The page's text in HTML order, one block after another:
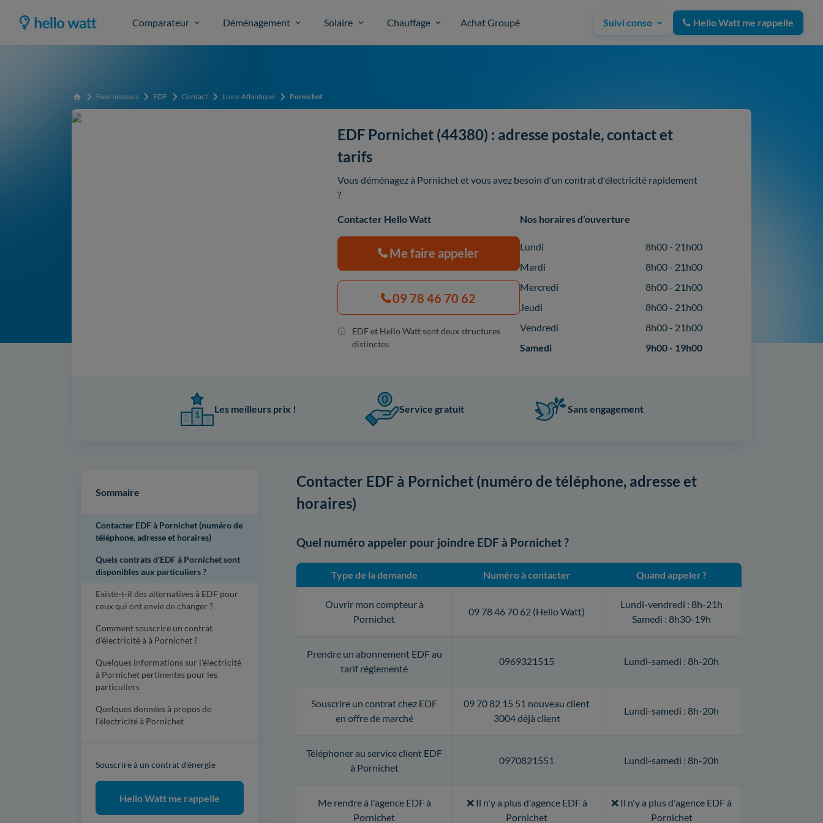
Comparateur Déménagement Solaire Chauffage Achat Groupé Suivi conso Hello Watt me rappelle
Accueil Fournisseurs EDF Contact Loire-Atlantique Pornichet
EDF Pornichet (44380) : adresse postale, contact et
tarifs
Vous déménagez à Pornichet et vous avez besoin d'un contrat d'électricité rapidement
?
Contacter Hello Watt
Me faire appeler
09 78 46 70 62
EDF et Hello Watt sont deux structures
distinctes
Nos horaires d’ouverture
Lundi
8h00 - 21h00
Mardi
8h00 - 21h00
Mercredi
8h00 - 21h00
Jeudi
8h00 - 21h00
Vendredi
8h00 - 21h00
Samedi
9h00 - 19h00
Les meilleurs prix ! Service gratuit Sans engagement
Sommaire
Contacter EDF à Pornichet (numéro de
téléphone, adresse et horaires)
Quels contrats d'EDF à Pornichet sont
disponibles aux particuliers ?
Existe-t-il des alternatives à EDF pour
ceux qui ont envie de changer ?
Comment souscrire un contrat
d'électricité à à Pornichet ?
Quelques informations sur l'électricité
à Pornichet pertinentes pour les
particuliers
Quelques données à propos de
l'électricité à Pornichet
Souscrire à un contrat d'énergie
Hello Watt me rappelle
Contacter EDF à Pornichet (numéro de téléphone, adresse et
horaires)
Quel numéro appeler pour joindre EDF à Pornichet ?
Type de la demande Numéro à contacter Quand appeler ?
Ouvrir mon compteur à
Pornichet
09 78 46 70 62 (Hello Watt)
Lundi-vendredi : 8h-21h
Samedi : 8h30-19h
Prendre un abonnement EDF au
tarif réglementé
0969321515 Lundi-samedi : 8h-20h
Souscrire un contrat chez EDF
en offre de marché
09 70 82 15 51 nouveau client
3004 déjà client
Lundi-samedi : 8h-20h
Téléphoner au service client EDF
à Pornichet
0970821551 Lundi-samedi : 8h-20h
Me rendre à l'agence EDF à
Pornichet
❌ Il n'y a plus d'agence EDF à
Pornichet
❌ Il n'y a plus d'agence EDF à
Pornichet